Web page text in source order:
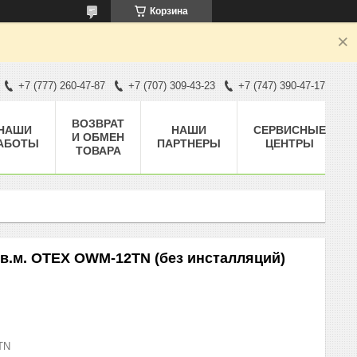
Корзина
+7 (777) 260-47-87 +7 (707) 309-43-23 +7 (747) 390-47-17
ВОЗВРАТ
И ОБМЕН
ТОВАРА
НАШИ
ПАРТНЕРЫ
СЕРВИСНЫЕ
ЦЕНТРЫ
OTEX OWM-12TN (без инсталляций)